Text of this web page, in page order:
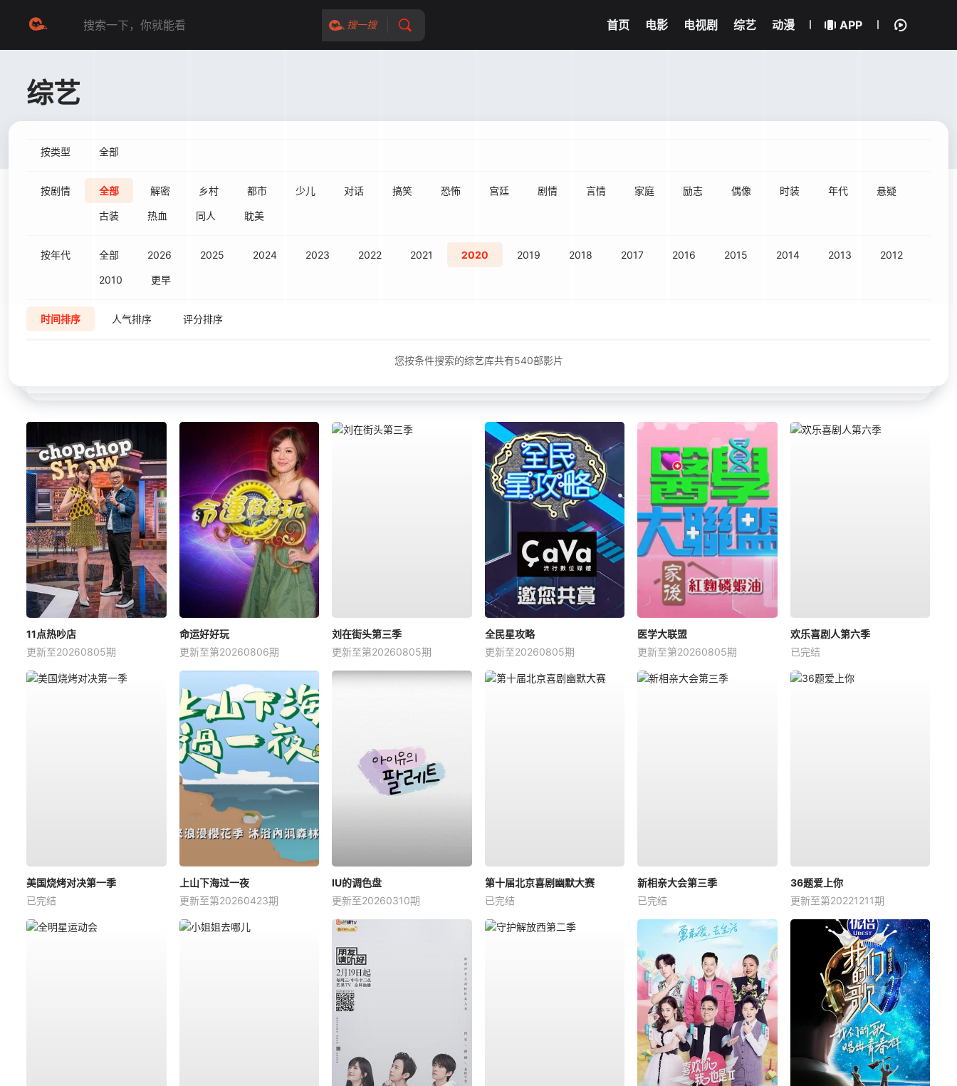
搜一搜 首页 电影 电视剧 综艺 动漫 APP
综艺
按类型 全部
按剧情 全部 解密 乡村 都市 少儿 对话 搞笑 恐怖 宫廷 剧情 言情 家庭 励志 偶像 时装 年代 悬疑
古装 热血 同人 耽美
按年代 全部 2026 2025 2024 2023 2022 2021 2020 2019 2018 2017 2016 2015 2014 2013 2012
2010 更早
时间排序 人气排序 评分排序
您按条件搜索的综艺库共有540部影片
11点热吵店
更新至20260805期
命运好好玩
更新至第20260806期
刘在街头第三季
更新至第20260805期
全民星攻略
更新至20260805期
医学大联盟
更新至第20260805期
欢乐喜剧人第六季
已完结
美国烧烤对决第一季
已完结
上山下海过一夜
更新至第20260423期
IU的调色盘
更新至20260310期
第十届北京喜剧幽默大赛
已完结
新相亲大会第三季
已完结
36题爱上你
更新至第20221211期